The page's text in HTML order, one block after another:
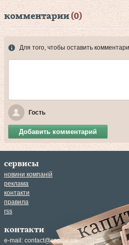
комментарии (0)
Для того, чтобы оставить
Гость
Добавить комментарий
сервисы
новини компаній
реклама
контакти
правила
rss
контакти
e-mail: contact@capital.ua